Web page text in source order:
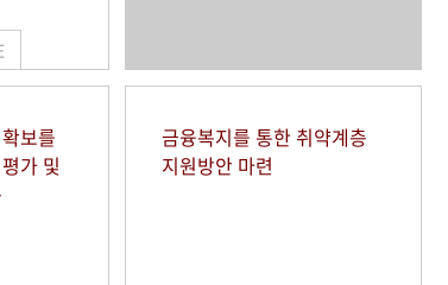
보를
가 및
금융복지를 통한 취약계층
지원방안 마련